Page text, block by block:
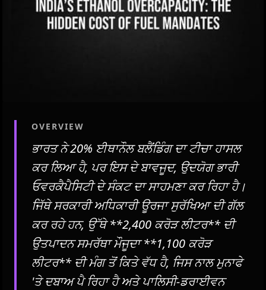
OVERVIEW
ਭਾਰਤ ਨੇ 20% ਈਥਾਨੌਲ ਬਲੈਂਡਿੰਗ ਦਾ ਟੀਚਾ ਹਾਸਲ
ਕਰ ਲਿਆ ਹੈ, ਪਰ ਇਸ ਦੇ ਬਾਵਜੂਦ, ਉਦਯੋਗ ਭਾਰੀ
ਓਵਰਕੈਪੈਸਿਟੀ ਦੇ ਸੰਕਟ ਦਾ ਸਾਹਮਣਾ ਕਰ ਰਿਹਾ ਹੈ।
ਜਿੱਥੇ ਸਰਕਾਰੀ ਅਧਿਕਾਰੀ ਊਰਜਾ ਸੁਰੱਖਿਆ ਦੀ ਗੱਲ
ਕਰ ਰਹੇ ਹਨ, ਉੱਥੇ **2,400 ਕਰੋੜ ਲੀਟਰ** ਦੀ
ਉਤਪਾਦਨ ਸਮਰੱਥਾ ਮੌਜੂਦਾ **1,100 ਕਰੋੜ
ਲੀਟਰ** ਦੀ ਮੰਗ ਤੋਂ ਕਿਤੇ ਵੱਧ ਹੈ, ਜਿਸ ਨਾਲ ਮੁਨਾਫੇ
'ਤੇ ਦਬਾਅ ਪੈ ਰਿਹਾ ਹੈ ਅਤੇ ਪਾਲਿਸੀ-ਡਰਾਈਵਨ